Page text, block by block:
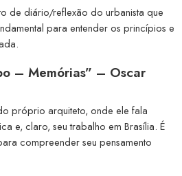
de diário/reflexão do urbanista que
para entender os princípios e
– Memórias” – Oscar
próprio arquiteto, onde ele fala
e, claro, seu trabalho em Brasília. É
compreender seu pensamento